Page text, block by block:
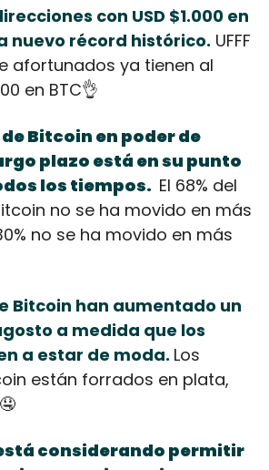
con USD $1.000 en
nuevo récord histórico. UFFF
afortunados ya tienen al
en BTC👌
Bitcoin en poder de
plazo está en su punto
los tiempos. El 68% del
no se ha movido en más
no se ha movido en más
Bitcoin han aumentado un
a medida que los
a estar de moda. Los
están forrados en plata,
🤤
considerando permitir